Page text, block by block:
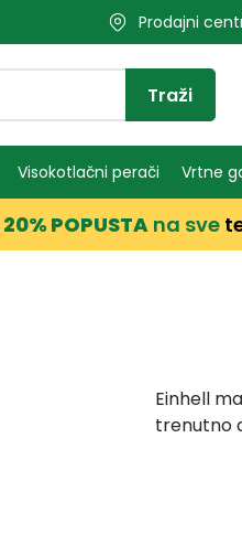
Prodajni
Traži
Visokotlačni perači Vrtne
20% POPUSTA na sve
Einhell
trenutno